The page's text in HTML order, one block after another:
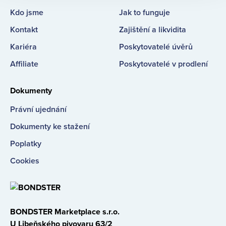
Kdo jsme
Kontakt
Kariéra
Affiliate
Jak to funguje
Zajištění a likvidita
Poskytovatelé úvěrů
Poskytovatelé v prodlení
Dokumenty
Právní ujednání
Dokumenty ke stažení
Poplatky
Cookies
BONDSTER Marketplace s.r.o.